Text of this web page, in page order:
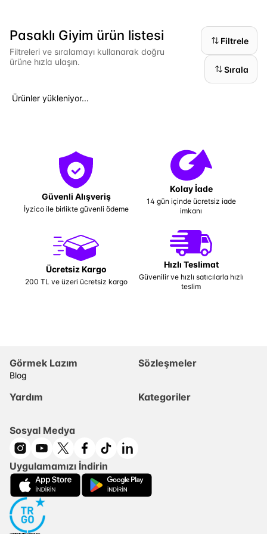
Pasaklı Giyim ürün listesi
Filtreleri ve sıralamayı kullanarak doğru
ürüne hızla ulaşın.
Filtrele
Sırala
Ürünler yükleniyor...
Güvenli Alışveriş
İyzico ile birlikte güvenli ödeme
Kolay İade
14 gün içinde ücretsiz iade
imkanı
Ücretsiz Kargo
200 TL ve üzeri ücretsiz kargo
Hızlı Teslimat
Güvenilir ve hızlı satıcılarla hızlı
teslim
Görmek Lazım
Blog
Sözleşmeler
Yardım Kategoriler
Sosyal Medya
Uygulamamızı İndirin